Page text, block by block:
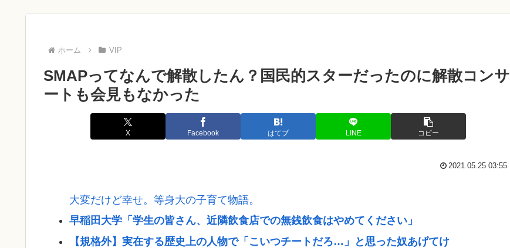
ホーム VIP
SMAPってなんで解散したん？国民的スターだったのに解散コンサ
ートも会見もなかった
X Facebook はてブ LINE コピー
2021.05.25 03:55
大変だけど幸せ。等身大の子育て物語。
早稲田大学「学生の皆さん、近隣飲食店での無銭飲食はやめてください」
【規格外】実在する歴史上の人物で「こいつチートだろ…」と思った奴あげてけ